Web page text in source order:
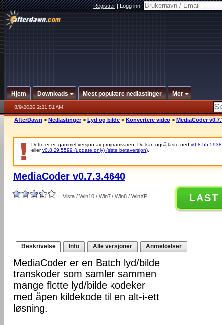
Registrer|Logg inn:
Hjem Downloads Mest populære nedlastinger Mer
8/9/2026 2:21:51 AM
AfterDawn > Nedlastinger > Lyd og bilde > Konvertere video > MediaCoder
Dette er en gammel versjon av programvaren. Du kan også laste ned v0.8.55.5938
ellerv0.8.29.5599 (update only) (siste betaversjon)
MediaCoder v0.7.3.4640
Vista / Win10 / Win7 / Win8 / WinXP LAST
Beskrivelse Info Alle versjoner Anmeldelser
MediaCoder er en Batch lyd/bilde
transkoder som samler sammen
mange flotte lyd/bilde kodeker
med åpen kildekode til en alt-i-ett
løsning.